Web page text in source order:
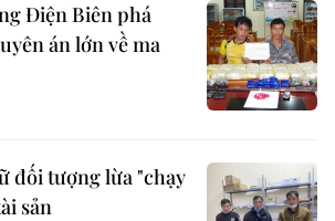
Điện Biên phá
án lớn về ma
đối tượng lừa "chạy
sản